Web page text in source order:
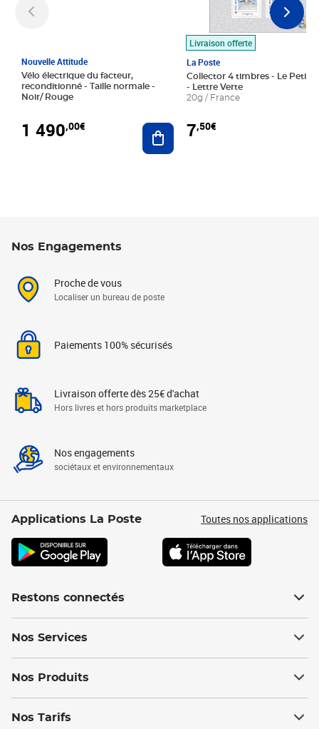
Nouvelle Attitude
Vélo électrique du facteur,
reconditionné - Taille normale -
Noir/ Rouge
1 490,00€ Ajouter au panier
Livraison offerte
La Poste
Collector 4 timbres - Le Petit
- Lettre Verte
20g / France
7,50€
Nos Engagements
Proche de vous
Localiser un bureau de poste
Paiements 100% sécurisés
Livraison offerte dès 25€ d'achat
Hors livres et hors produits marketplace
Nos engagements
sociétaux et environnementaux
Applications La Poste Toutes nos applications
Restons connectés
Nos Services
Nos Produits
Nos Tarifs